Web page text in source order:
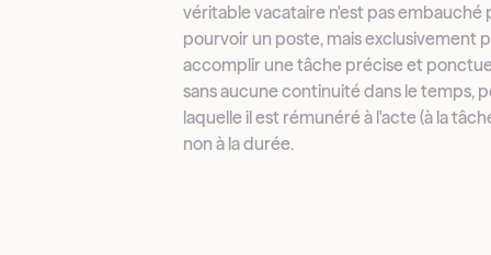
véritable vacataire n'est pas embauché
pourvoir un poste, mais exclusivement
accomplir une tâche précise et
sans aucune continuité dans le temps,
laquelle il est rémunéré à l'acte (à la
non à la durée.